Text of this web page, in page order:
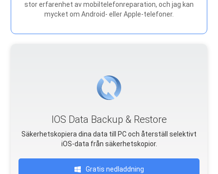
stor erfarenhet av mobiltelefonreparation, och jag kan
mycket om Android- eller Apple-telefoner.
IOS Data Backup & Restore
Säkerhetskopiera dina data till PC och återställ selektivt
iOS-data från säkerhetskopior.
Gratis nedladdning